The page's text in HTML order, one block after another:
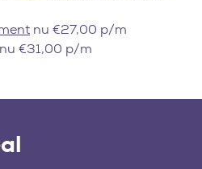
nu €27,00 p/m
nu €31,00 p/m